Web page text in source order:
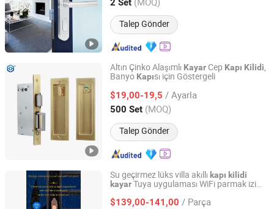
2 Set
Talep Gönder
Altın Çinko Alaşımlı Kayar Cep Kapı Kilidi,
Banyo Kapısı için Göstergeli
$19,00-19,5 / Ayarla
500 Set (MOQ)
Talep Gönder
EC Hardware Co., Ltd.
Guangdong, China Fiyat 2015
Su geçirmez lüks villa akıllı kapı kilidi
kayarTuya uygulaması WiFi parmak izi
$139,00-141,00 / Parça
Guangzhou Shenmao Hardware Electrical Appliance Co.,